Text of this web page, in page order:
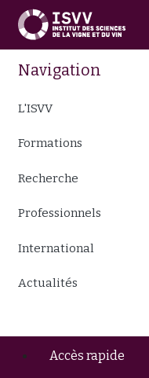
Navigation
L'ISVV
Formations
Recherche
Professionnels
International
Actualités
Accès rapide